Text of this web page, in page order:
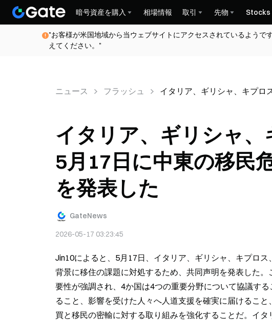
暗号資産を購入 相場情報 取引 先物 Stocks
"お客様が米国地域から当ウェブサイトにアクセスされているよう
えてください。"
ニュース フラッシュ イタリア、ギリシャ、キプロ
イタリア、ギリシャ、
5月17日に中東の移民
を発表した
GateNews
2026-05-17 03:23:45
Jin10によると、5月17日、イタリア、ギリシャ、キプロ
背景に移住の課題に対処するため、共同声明を発表した
要性が強調され、4か国は4つの重要分野について協議す
ること、影響を受けた人々へ人道支援を確実に届けるこ
買と移民の密輸に対する取り組みを強化することだ。イ